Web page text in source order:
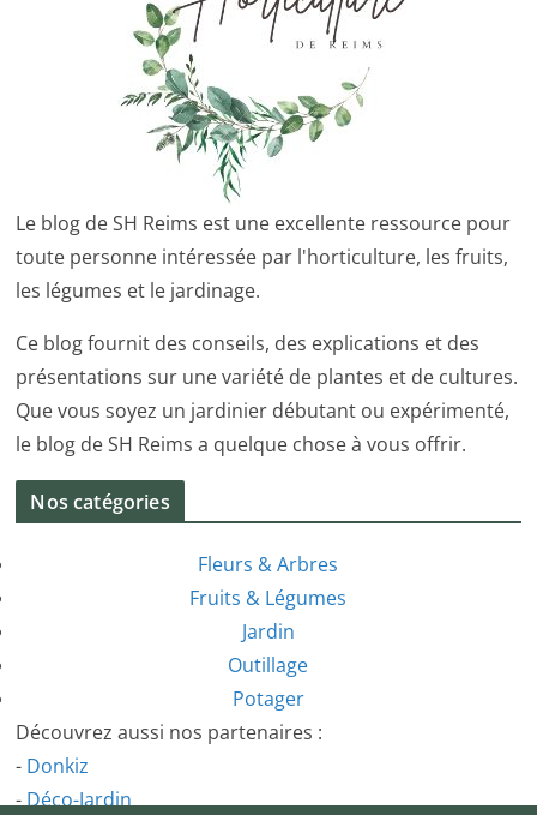
Le blog de SH Reims est une excellente ressource pour
toute personne intéressée par l'horticulture, les fruits,
les légumes et le jardinage.
Ce blog fournit des conseils, des explications et des
présentations sur une variété de plantes et de cultures.
Que vous soyez un jardinier débutant ou expérimenté,
le blog de SH Reims a quelque chose à vous offrir.
Nos catégories
Fleurs & Arbres
Fruits & Légumes
Jardin
Outillage
Potager
Découvrez aussi nos partenaires :
- Donkiz
-Déco-Jardin